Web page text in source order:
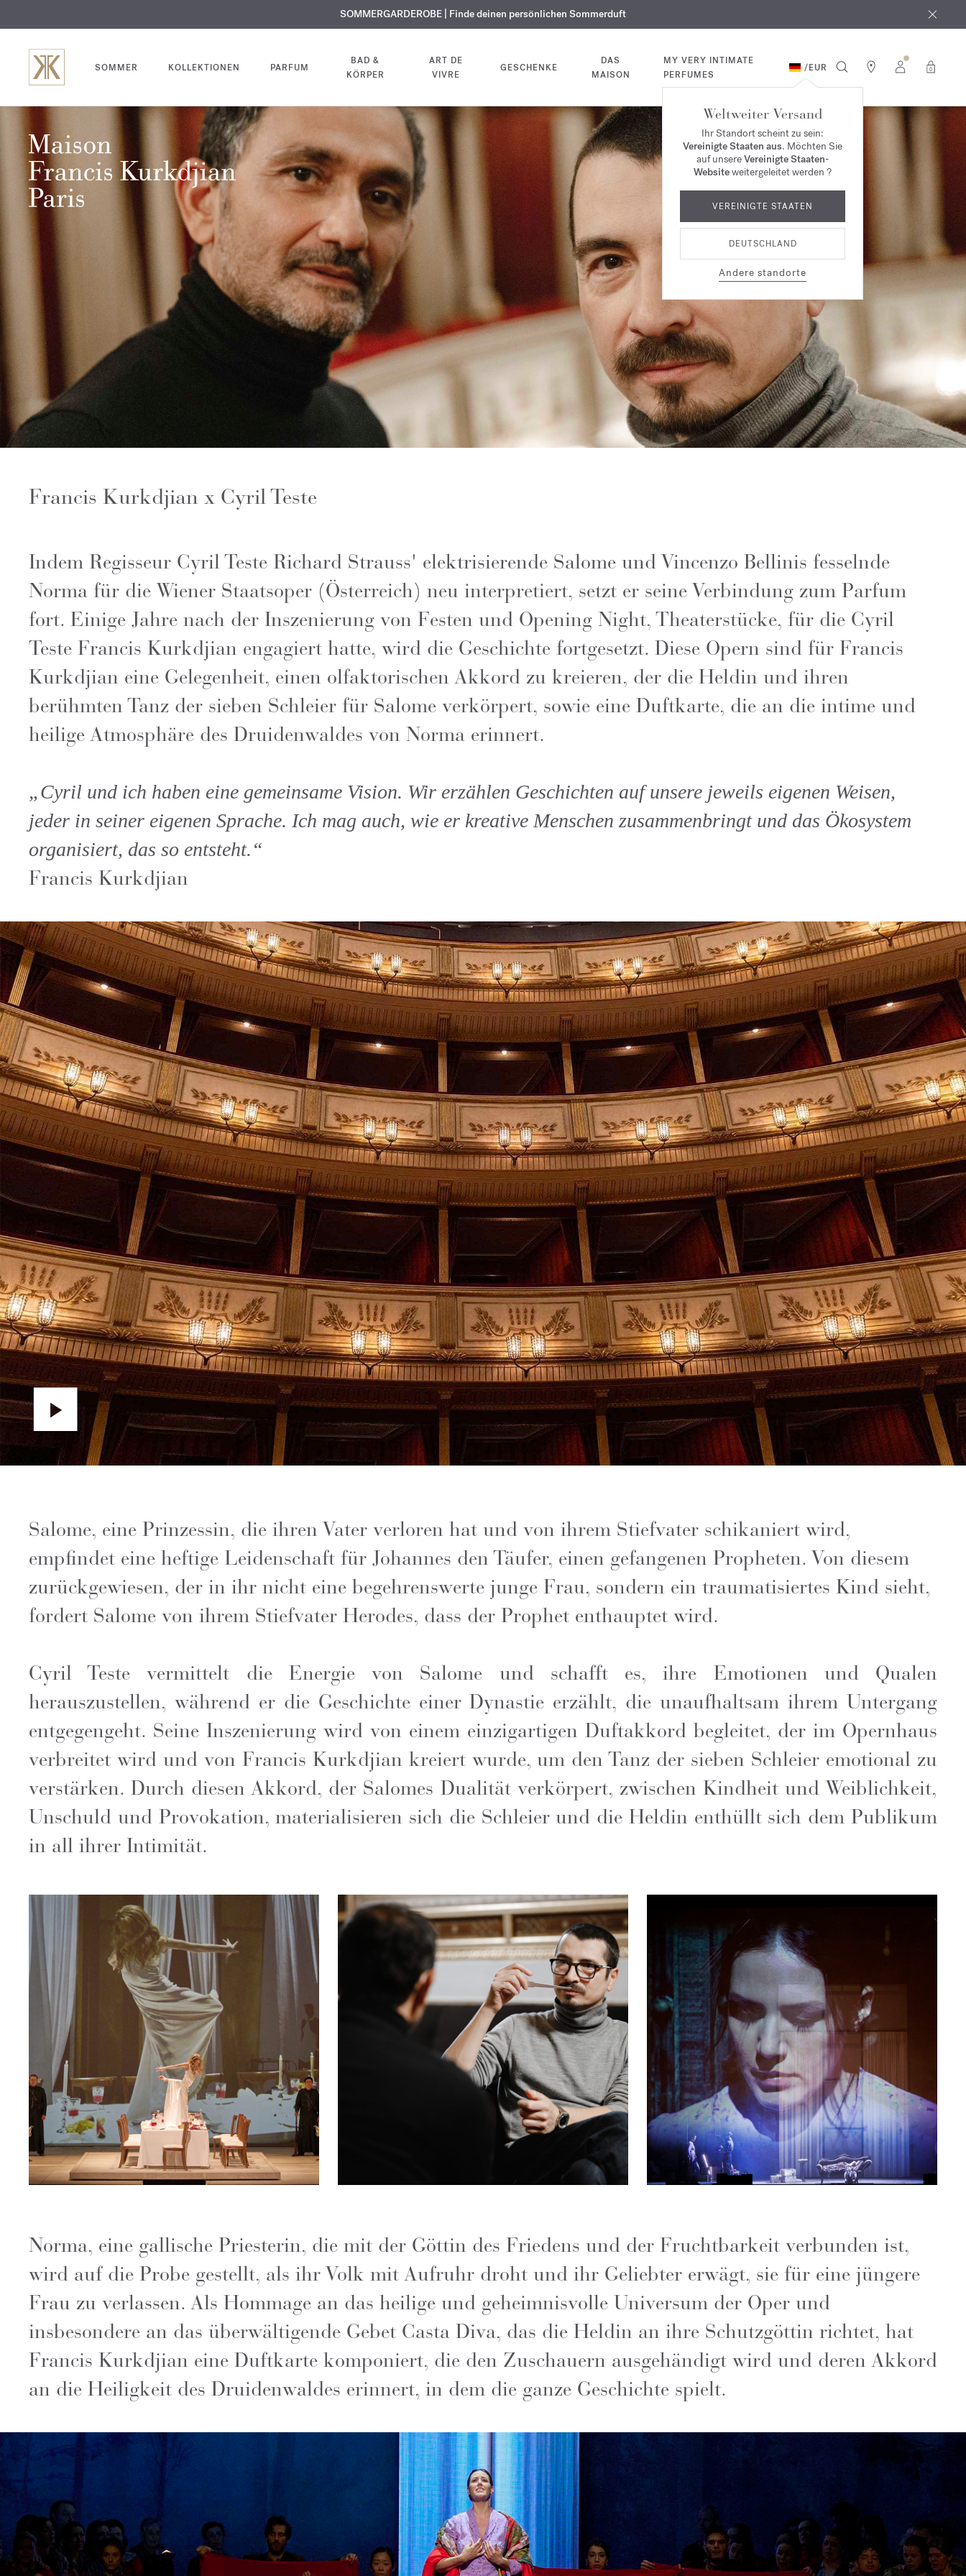
EXKLUSIV | Erhalten Sie OUDvelvet moodin Ihrer Bestellung*
KOSTENLOSE GRAVUR | Auf alle Düfte und Körperöle bis zum 9. August
SOMMERGARDEROBE | Finde deinen persönlichen Sommerduft
SOMMER KOLLEKTIONEN PARFUM
BAD &
KÖRPER
ART DE
VIVRE
GESCHENKE
DAS
MAISON
MY VERY INTIMATE
PERFUMES
/EUR 0
Weltweiter Versand
Ihr Standort scheint zu sein:
Vereinigte Staaten aus. Möchten Sie
auf unsereVereinigte Staaten-
Websiteweitergeleitet werden ?
VEREINIGTE STAATEN
DEUTSCHLAND
Andere standorte
Francis Kurkdjian x Cyril Teste
Indem Regisseur Cyril Teste Richard Strauss' elektrisierende Salome und Vincenzo Bellinis fesselnde
Norma für die Wiener Staatsoper (Österreich) neu interpretiert, setzt er seine Verbindung zum Parfum
fort. Einige Jahre nach der Inszenierung von Festen und Opening Night, Theaterstücke, für die Cyril
Teste Francis Kurkdjian engagiert hatte, wird die Geschichte fortgesetzt. Diese Opern sind für Francis
Kurkdjian eine Gelegenheit, einen olfaktorischen Akkord zu kreieren, der die Heldin und ihren
berühmten Tanz der sieben Schleier für Salome verkörpert, sowie eine Duftkarte, die an die intime und
heilige Atmosphäre des Druidenwaldes von Norma erinnert.
„Cyril und ich haben eine gemeinsame Vision. Wir erzählen Geschichten auf unsere jeweils eigenen Weisen,
jeder in seiner eigenen Sprache. Ich mag auch, wie er kreative Menschen zusammenbringt und das Ökosystem
organisiert, das so entsteht.“
Francis Kurkdjian
Salome, eine Prinzessin, die ihren Vater verloren hat und von ihrem Stiefvater schikaniert wird,
empfindet eine heftige Leidenschaft für Johannes den Täufer, einen gefangenen Propheten. Von diesem
zurückgewiesen, der in ihr nicht eine begehrenswerte junge Frau, sondern ein traumatisiertes Kind sieht,
fordert Salome von ihrem Stiefvater Herodes, dass der Prophet enthauptet wird.
Cyril Teste vermittelt die Energie von Salome und schafft es, ihre Emotionen und Qualen
herauszustellen, während er die Geschichte einer Dynastie erzählt, die unaufhaltsam ihrem Untergang
entgegengeht. Seine Inszenierung wird von einem einzigartigen Duftakkord begleitet, der im Opernhaus
verbreitet wird und von Francis Kurkdjian kreiert wurde, um den Tanz der sieben Schleier emotional zu
verstärken. Durch diesen Akkord, der Salomes Dualität verkörpert, zwischen Kindheit und Weiblichkeit,
Unschuld und Provokation, materialisieren sich die Schleier und die Heldin enthüllt sich dem Publikum
in all ihrer Intimität.
Norma, eine gallische Priesterin, die mit der Göttin des Friedens und der Fruchtbarkeit verbunden ist,
wird auf die Probe gestellt, als ihr Volk mit Aufruhr droht und ihr Geliebter erwägt, sie für eine jüngere
Frau zu verlassen. Als Hommage an das heilige und geheimnisvolle Universum der Oper und
insbesondere an das überwältigende Gebet Casta Diva, das die Heldin an ihre Schutzgöttin richtet, hat
Francis Kurkdjian eine Duftkarte komponiert, die den Zuschauern ausgehändigt wird und deren Akkord
an die Heiligkeit des Druidenwaldes erinnert, in dem die ganze Geschichte spielt.